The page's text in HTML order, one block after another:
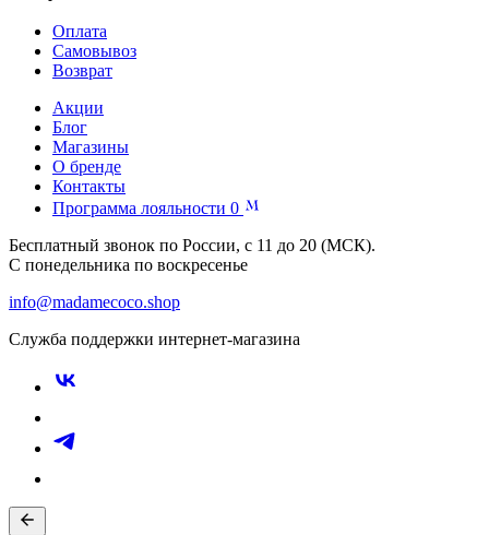
Оплата
Самовывоз
Возврат
Акции
Блог
Магазины
О бренде
Контакты
Программа лояльности 0
Бесплатный звонок по России, с 11 до 20 (МСК).
С понедельника по воскресенье
info@madamecoco.shop
Служба поддержки интернет-магазина